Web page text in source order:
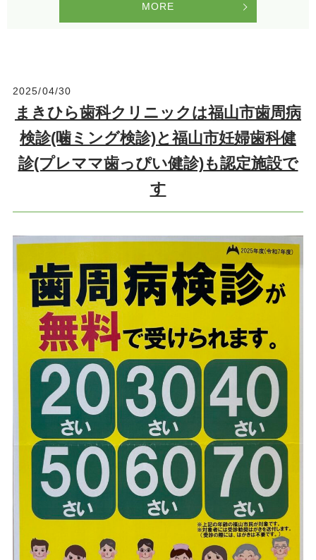
MORE
2025/04/30
まきひら歯科クリニックは福山市歯周病
検診(噛ミング検診)と福山市妊婦歯科健
診(プレママ歯っぴい健診)も認定施設で
す